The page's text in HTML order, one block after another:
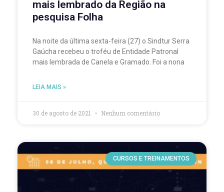
mais lembrado da Região na
pesquisa Folha
Na noite da última sexta-feira (27) o Sindtur Serra
Gaúcha recebeu o troféu de Entidade Patronal
mais lembrada de Canela e Gramado. Foi a nona
LEIA MAIS »
30 de agosto de 2021 Nenhum comentário
CURSOS E TREINAMENTOS